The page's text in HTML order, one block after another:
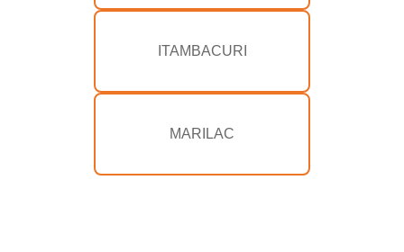
ITAMBACURI
MARILAC